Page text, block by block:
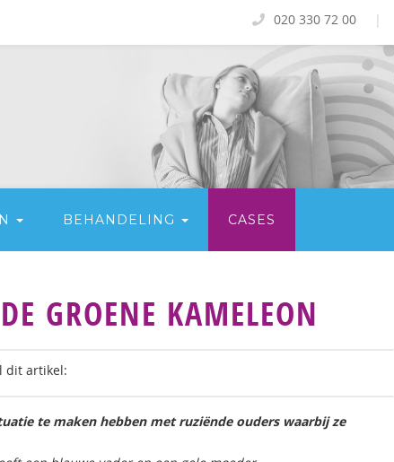
|
020 330 72 00
BEHANDELING CASES
GROENE KAMELEON
dit artikel:
te maken hebben met ruziënde ouders waarbij ze